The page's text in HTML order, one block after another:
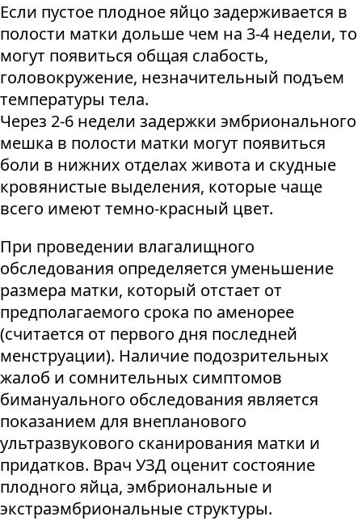
Если пустое плодное яйцо задерживается в
полости матки дольше чем на 3-4 недели, то
могут появиться общая слабость,
головокружение, незначительный подъем
температуры тела.
Через 2-6 недели задержки эмбрионального
мешка в полости матки могут появиться
боли в нижних отделах живота и скудные
кровянистые выделения, которые чаще
всего имеют темно-красный цвет.
При проведении влагалищного
обследования определяется уменьшение
размера матки, который отстает от
предполагаемого срока по аменорее
(считается от первого дня последней
менструации). Наличие подозрительных
жалоб и сомнительных симптомов
бимануального обследования является
показанием для внепланового
ультразвукового сканирования матки и
придатков. Врач УЗД оценит состояние
плодного яйца, эмбриональные и
экстраэмбриональные структуры.